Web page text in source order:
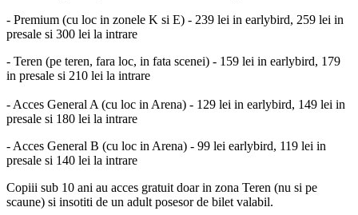
- Premium (cu loc in zonele K si E) - 239 lei in earlybird, 259 lei in
presale si 300 lei la intrare
- Teren (pe teren, fara loc, in fata scenei) - 159 lei in earlybird, 179
in presale si 210 lei la intrare
- Acces General A (cu loc in Arena) - 129 lei in earlybird, 149 lei in
presale si 180 lei la intrare
- Acces General B (cu loc in Arena) - 99 lei earlybird, 119 lei in
presale si 140 lei la intrare
Copiii sub 10 ani au acces gratuit doar in zona Teren (nu si pe
scaune) si insotiti de un adult posesor de bilet valabil.